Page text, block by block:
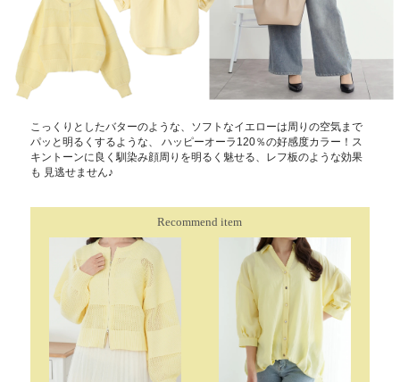
こっくりとしたバターのような、ソフトなイエローは周りの空気まで
パッと明るくするような、 ハッピーオーラ120％の好感度カラー！ス
キントーンに良く馴染み顔周りを明るく魅せる、レフ板のような効果
も 見逃せません♪
Recommend item